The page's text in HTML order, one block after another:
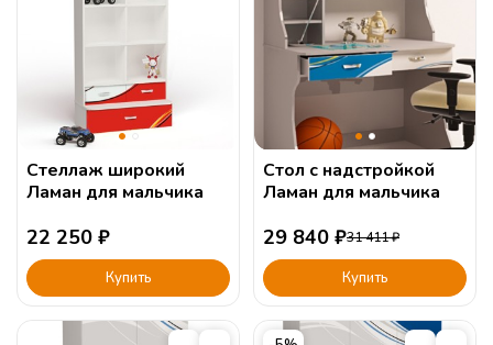
Стеллаж широкий
Ламан для мальчика
22 250 ₽
Купить
Стол c надстройкой
Ламан для мальчика
29 840 ₽31 411₽
Купить